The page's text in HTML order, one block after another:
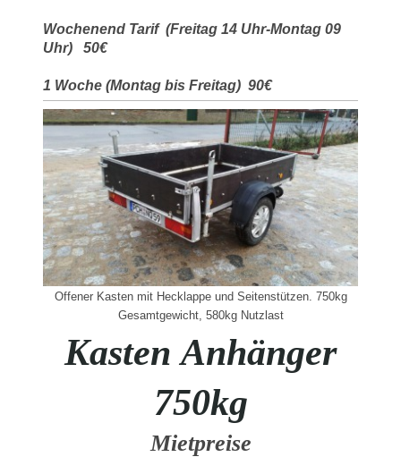
Wochenend Tarif (Freitag 14 Uhr-Montag 09
Uhr) 50€
1 Woche (Montag bis Freitag) 90€
Offener Kasten mit Hecklappe und Seitenstützen. 750kg
Gesamtgewicht, 580kg Nutzlast
Kasten Anhänger
750kg
Mietpreise